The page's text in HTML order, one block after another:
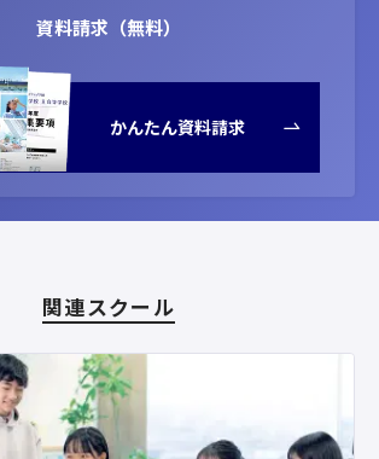
資料請求（無料）
かんたん資料請求
関連スクール